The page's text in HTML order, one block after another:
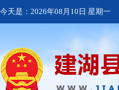
今天是： 2026年08月10日 星期一